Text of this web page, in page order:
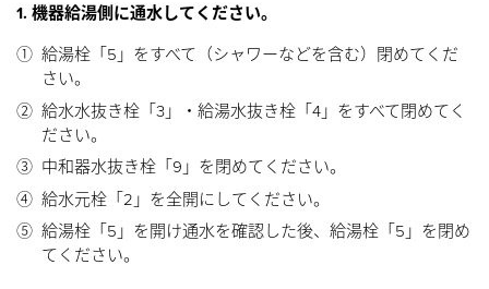
1. 機器給湯側に通水してください。
① 給湯栓「5」をすべて（シャワーなどを含む）閉めてくだ
さい。
② 給水水抜き栓「3」・給湯水抜き栓「4」をすべて閉めてく
ださい。
③ 中和器水抜き栓「9」を閉めてください。
④ 給水元栓「2」を全開にしてください。
⑤ 給湯栓「5」を開け通水を確認した後、給湯栓「5」を閉め
てください。